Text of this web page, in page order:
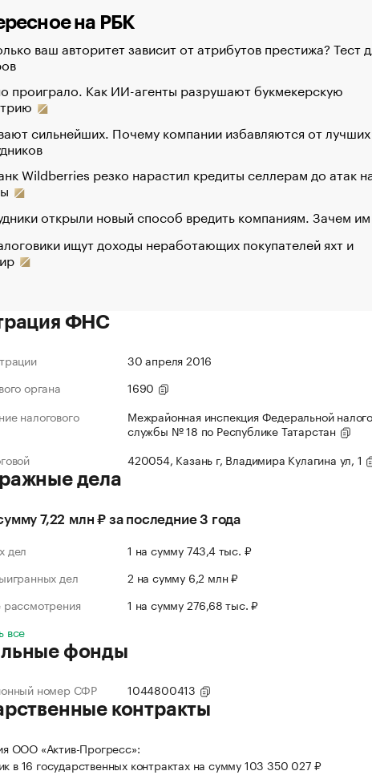
на РБК
ваш авторитет зависит от атрибутов престижа? Тест
проиграло. Как ИИ-агенты разрушают букмекерскую
сильнейших. Почему компании избавляются от лучших
Wildberries резко нарастил кредиты селлерам до атак
открыли новый способ вредить компаниям. Зачем
ищут доходы неработающих покупателей яхт и
ФНС
30 апреля 2016
органа
1690
налогового
Межрайонная инспекция Федеральной
службы № 18 по Республике Татарстан
420054, Казань г, Владимира Кулагина ул, 1
дела
7,22 млн ₽ за последние 3 года
дел
1 на сумму 743,4 тыс. ₽
дел
2 на сумму 6,2 млн ₽
1 на сумму 276,68 тыс. ₽
все
фонды
номер СФР 1044800413
контракты
ООО «Актив-Прогресс»:
в 16 государственных контрактах на сумму 103 350 027 ₽